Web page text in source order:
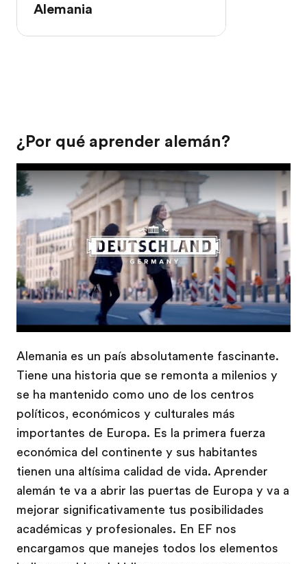
Alemania
¿Por qué aprender alemán?
Play
Alemania es un país absolutamente fascinante.
Tiene una historia que se remonta a milenios y
se ha mantenido como uno de los centros
políticos, económicos y culturales más
importantes de Europa. Es la primera fuerza
económica del continente y sus habitantes
tienen una altísima calidad de vida. Aprender
alemán te va a abrir las puertas de Europa y va a
mejorar significativamente tus posibilidades
académicas y profesionales. En EF nos
encargamos que manejes todos los elementos